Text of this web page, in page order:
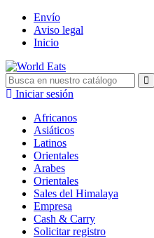
Envío
Aviso legal
Inicio
Iniciar sesión
Africanos
Asiáticos
Latinos
Orientales
Arabes
Orientales
Sales del Himalaya
Empresa
Cash & Carry
Solicitar registro